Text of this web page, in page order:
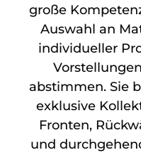
große
Auswahl an
individueller
abstimmen. Sie
exklusive
Fronten,
und